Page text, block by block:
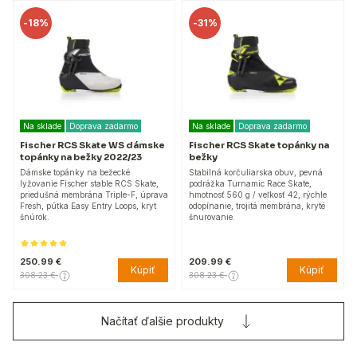
-18%
Na sklade Doprava zadarmo
Fischer RCS Skate WS dámske
topánky na bežky 2022/23
Dámske topánky na bežecké
lyžovanie Fischer stable RCS Skate,
priedušná membrána Triple-F, úprava
Fresh, pútka Easy Entry Loops, kryt
šnúrok.
250.99 €
308.23 € Kúpiť
-31%
Na sklade Doprava zadarmo
Fischer RCS Skate topánky na
bežky
Stabilná korčuliarska obuv, pevná
podrážka Turnamic Race Skate,
hmotnosť 560 g / veľkosť 42, rýchle
odopínanie, trojitá membrána, kryté
šnurovanie.
209.99 €
308.23 € Kúpiť
Načítať ďalšie produkty